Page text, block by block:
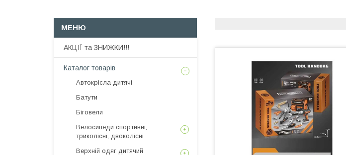
АКЦІЇ та ЗНИЖКИ!!!
Каталог товарів
Автокрісла дитячі
Батути
Біговели
Велосипеди спортивні,
триколісні, двоколісні
Верхній одяг дитячий